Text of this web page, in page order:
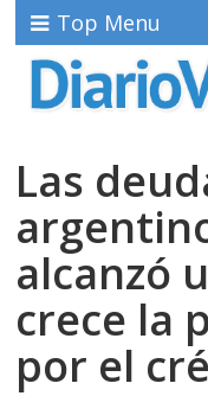
Top Menu
Las
alcanzó
crece la
por el